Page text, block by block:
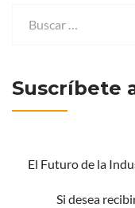
Suscríbete
El Futuro de la
Si desea